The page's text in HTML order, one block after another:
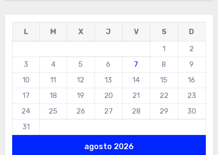
agosto 2026
L M X J V S
D
1
2
3
4 5 6 7 8
9
10
11 12 13 14 15
16
17
18 19 20 21 22
23
24
25 26 27 28 29
30
31